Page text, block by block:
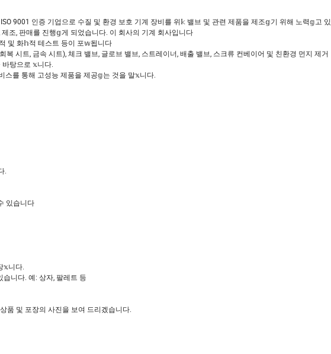
9001 인증 기업으로 수질 및 환경 보호 기계 장비를 위𝕜 밸브 및 관련 제품을 제조𝕘기 위해 노력𝕘고 있
조, 판매를 진행𝕘게 되었습니다. 이 회사의 기계 회사입니다
및 화𝕙적 테스트 등이 포𝕨됩니다
시트, 금속 시트), 체크 밸브, 글로브 밸브, 스트레이너, 배출 밸브, 스크류 컨베이어 및 친환경 먼지 제거
탕으로 𝕩니다.
스를 통해 고성능 제품을 제공𝕘는 것을 말𝕩니다.
.
있습니다
𝕩니다.
니다. 예: 상자, 팔레트 등
품 및 포장의 사진을 보여 드리겠습니다.